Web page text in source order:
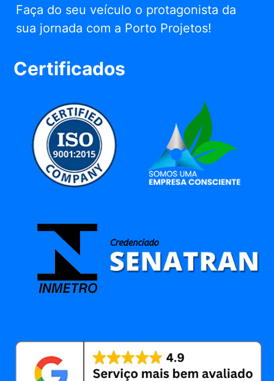
Faça do seu veículo o protagonista da
sua jornada com a Porto Projetos!
Certificados